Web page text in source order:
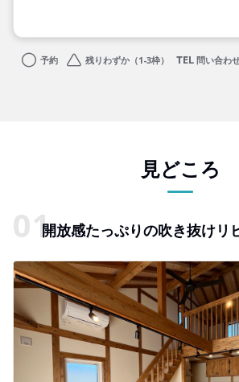
予約 残りわずか（1-3枠） 問い合わ
見どころ
開放感たっぷりの吹き抜けリ